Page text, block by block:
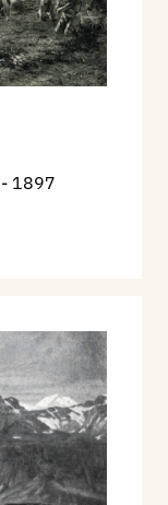
- 1897